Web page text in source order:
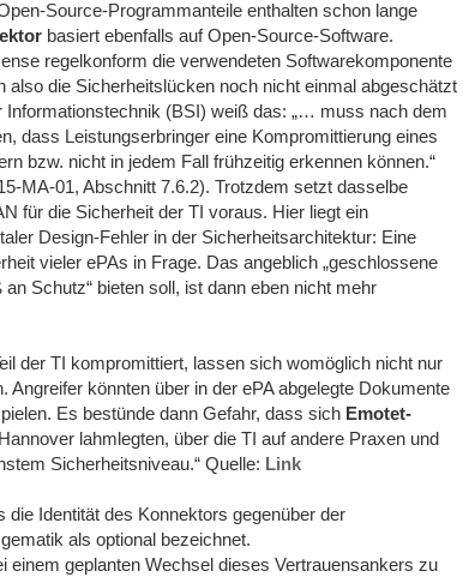
Source-Programmanteile enthalten schon lange
basiert ebenfalls auf Open-Source-Software.
regelkonform die verwendeten Softwarekomponente
die Sicherheitslücken noch nicht einmal abgeschätzt
Informationstechnik (BSI) weiß das: „… muss nach dem
dass Leistungserbringer eine Kompromittierung eines
bzw. nicht in jedem Fall frühzeitig erkennen können.“
MA-01, Abschnitt 7.6.2). Trotzdem setzt dasselbe
für die Sicherheit der TI voraus. Hier liegt ein
Design-Fehler in der Sicherheitsarchitektur: Eine
vieler ePAs in Frage. Das angeblich „geschlossene
Schutz“ bieten soll, ist dann eben nicht mehr
der TI kompromittiert, lassen sich womöglich nicht nur
Angreifer könnten über in der ePA abgelegte Dokumente
Es bestünde dann Gefahr, dass sich Emotet-
lahmlegten, über die TI auf andere Praxen und
Sicherheitsniveau.“ Quelle: Link
Identität des Konnektors gegenüber der
als optional bezeichnet.
einem geplanten Wechsel dieses Vertrauensankers zu